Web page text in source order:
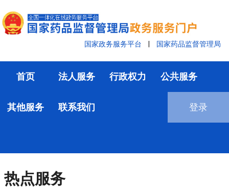
国家政务服务平台 国家药品监督管理局
首页 法人服务 行政权力 公共服务
其他服务 联系我们 登录
热点服务